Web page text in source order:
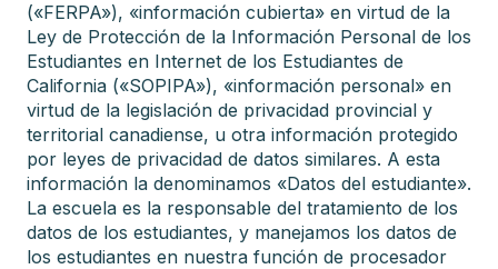
(«FERPA»), «información cubierta» en virtud de la
Ley de Protección de la Información Personal de los
Estudiantes en Internet de los Estudiantes de
California («SOPIPA»), «información personal» en
virtud de la legislación de privacidad provincial y
territorial canadiense, u otra información protegido
por leyes de privacidad de datos similares. A esta
información la denominamos «Datos del estudiante».
La escuela es la responsable del tratamiento de los
datos de los estudiantes, y manejamos los datos de
los estudiantes en nuestra función de procesador